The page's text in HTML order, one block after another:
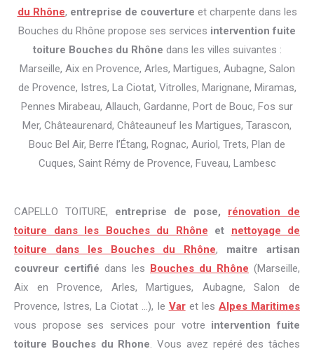
du Rhône, entreprise de couverture et charpente dans les
Bouches du Rhône propose ses services intervention fuite
toiture Bouches du Rhône dans les villes suivantes :
Marseille, Aix en Provence, Arles, Martigues, Aubagne, Salon
de Provence, Istres, La Ciotat, Vitrolles, Marignane, Miramas,
Pennes Mirabeau, Allauch, Gardanne, Port de Bouc, Fos sur
Mer, Châteaurenard, Châteauneuf les Martigues, Tarascon,
Bouc Bel Air, Berre l’Étang, Rognac, Auriol, Trets, Plan de
Cuques, Saint Rémy de Provence, Fuveau, Lambesc
CAPELLO TOITURE, entreprise de pose, rénovation de
toiture dans les Bouches du Rhône et nettoyage de
toiture dans les Bouches du Rhône, maitre artisan
couvreur certifié dans les Bouches du Rhône (Marseille,
Aix en Provence, Arles, Martigues, Aubagne, Salon de
Provence, Istres, La Ciotat ...), le Varet les Alpes Maritimes
vous propose ses services pour votre intervention fuite
toiture Bouches du Rhone. Vous avez repéré des tâches